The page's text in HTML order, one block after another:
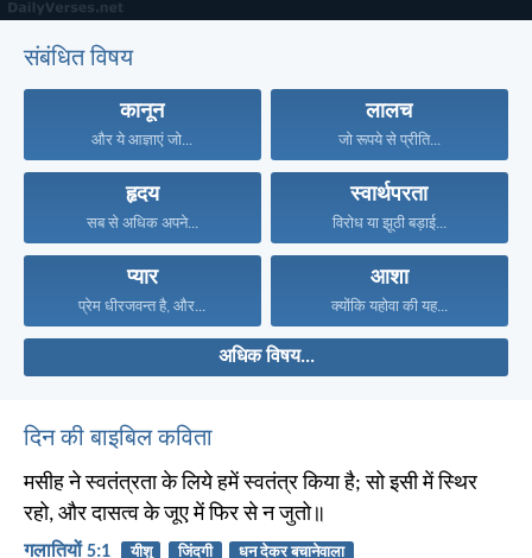
संबंधित विषय
कानून
और ये आज्ञाएं जो...
लालच
जो रूपये से प्रीति...
हृदय
सब से अधिक अपने...
स्वार्थपरता
विरोध या झूठी बड़ाई...
प्यार
प्रेम धीरजवन्त है, और...
आशा
क्योंकि यहोवा की यह...
अधिक विषय...
दिन की बाइबिल कविता
मसीह ने स्वतंत्रता के लिये हमें स्वतंत्र किया है; सो इसी में स्थिर
रहो, और दासत्व के जूए में फिर से न जुतो॥
गलातियों 5:1 यीशु जिंदगी धन देकर बचानेवाला